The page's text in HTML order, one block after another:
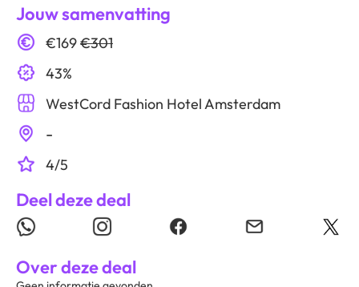
Jouw samenvatting
€169€301
43%
WestCord Fashion Hotel Amsterdam
-
4/5
Deel deze deal
Over deze deal